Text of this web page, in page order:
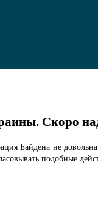
Скоро
Байдена не
подобные